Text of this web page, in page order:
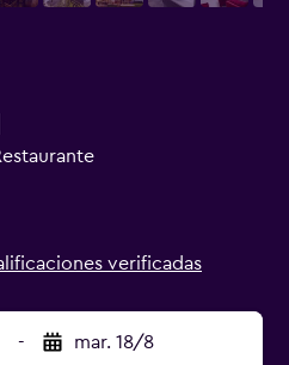
verificadas
- mar. 18/8